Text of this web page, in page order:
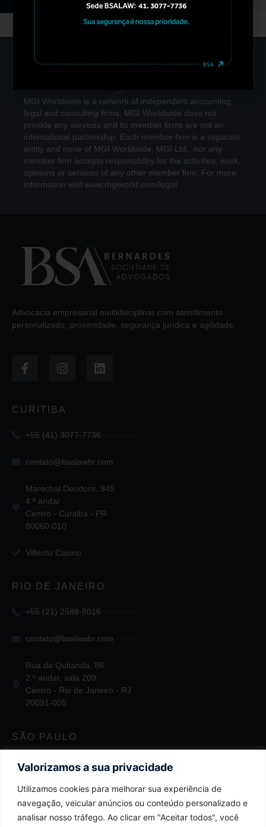
Valorizamos a sua privacidade
Utilizamos cookies para melhorar sua experiência de
navegação, veicular anúncios ou conteúdo personalizado e
analisar nosso tráfego. Ao clicar em "Aceitar todos", você
MGI Worldwide is a network of independent accounting,
legal and consulting firms. MGI Worldwide does not
provide any services and its member firms are not an
international partnership. Each member firm is a separate
entity and none of MGI Worldwide, MGI Ltd., nor any
member firm accepts responsibility for the activities, work,
opinions or services of any other member firm. For more
information visit www.mgiworld.com/legal
Advocacia empresarial multidisciplinar com atendimento
personalizado, proximidade, segurança jurídica e agilidade.
CURITIBA
+55 (41) 3077-7736
contato@bsalawbr.com
Marechal Deodoro, 945
4.º andar
Centro - Curitiba - PR
80060-010
Villento Casino
RIO DE JANEIRO
+55 (21) 2588-8016
contato@bsalawbr.com
Rua da Quitanda, 86
2.º andar, sala 209
Centro - Rio de Janeiro - RJ
20091-005
SÃO PAULO
+55 11 2124-3747
contato@bsalawbr.com
Av. Juscelino Kubitschek, 1455